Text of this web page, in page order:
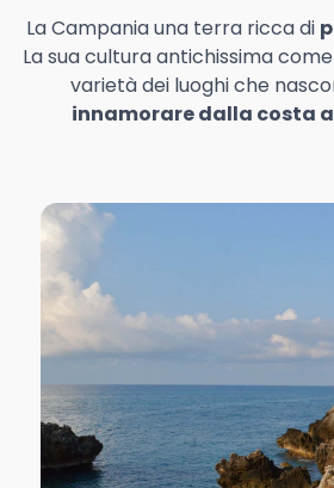
La Campania una terra ricca di
La sua cultura antichissima
varietà dei luoghi che
innamorare dalla costa